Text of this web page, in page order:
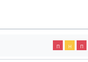
п н п